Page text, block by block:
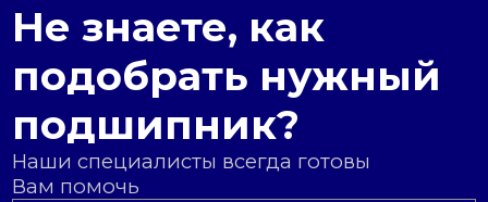
Не знаете, как
подобрать нужный
подшипник?
Наши специалисты всегда готовы
Вам помочь